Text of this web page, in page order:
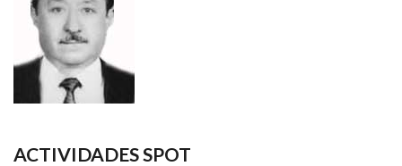
ACTIVIDADES SPOT